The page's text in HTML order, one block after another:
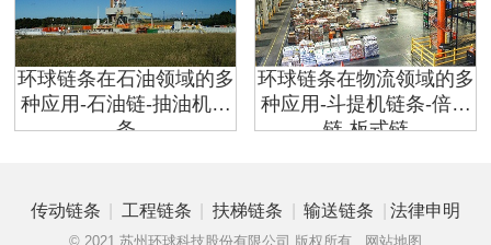
环球链条在石油领域的多
种应用-石油链-抽油机链
条
环球链条在物流领域的多
种应用-斗提机链条-倍速
链-板式链
传动链条 | 工程链条 | 扶梯链条 | 输送链条 | 法律申明
© 2021 苏州环球科技股份有限公司 版权所有 网站地图